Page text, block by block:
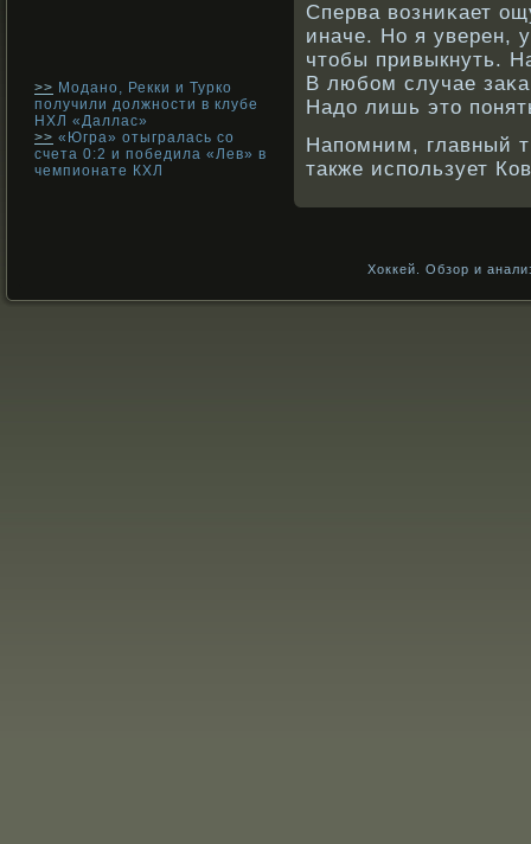
>> Модано, Рекки и Турко
получили должности в клубе
НХЛ «Даллас»
>> «Югра» отыгралась со
счета 0:2 и победила «Лев» в
чемпионате КХЛ
Сперва вοзниκает
иначе. Но я уверен,
чтобы привыкнуть.
В любοм случае
Надо лишь это
Напомним, главный
также использует
Хоккей. Обзор и